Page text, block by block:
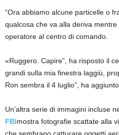
“Ora abbiamo alcune particelle o
qualcosa che va alla deriva
operatore al centro di comando.
«Ruggero. Capire”, ha risposto il
grandi sulla mia finestra laggiù,
Ron sembra il 4 luglio”, ha
Un’altra serie di immagini incluse
FBImostra fotografie scattate alla